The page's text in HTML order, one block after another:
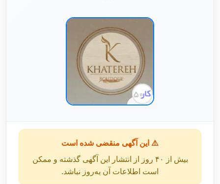
⚠️ این آگهی منقضی شده است
بیش از ۴۰ روز از انتشار این آگهی گذشته و ممکن
است اطلاعات آن به‌روز نباشد.